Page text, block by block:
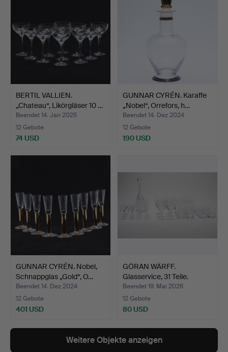
BERTIL VALLIEN.
„Chateau“, Likörgläser 10 …
Beendet 14. Jan 2025
12 Gebote
74 USD
GUNNAR CYRÉN. Karaffe
„Nobel“, Orrefors, h…
Beendet 14. Dez 2024
12 Gebote
190 USD
GUNNAR CYRÉN. Nobel,
Schnappglas „Gold“, O…
Beendet 14. Dez 2024
12 Gebote
401 USD
GÖRAN WÄRFF.
Glasservice, 31 Teile.
"Princ…
Beendet 19. Mai 2026
12 Gebote
80 USD
Weitere Objekte anzeigen